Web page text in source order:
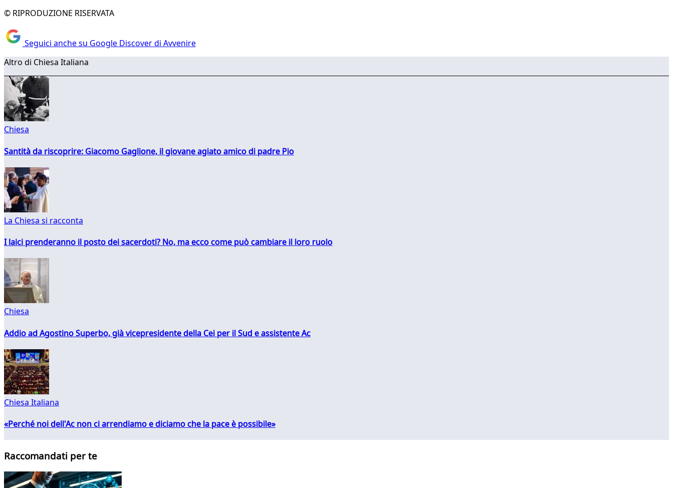
© RIPRODUZIONE RISERVATA
Seguici anche su Google Discover di Avvenire
Altro di Chiesa Italiana
Chiesa
Santità da riscoprire: Giacomo Gaglione, il giovane agiato amico di padre Pio
La Chiesa si racconta
I laici prenderanno il posto dei sacerdoti? No, ma ecco come può cambiare il loro ruolo
Chiesa
Addio ad Agostino Superbo, già vicepresidente della Cei per il Sud e assistente Ac
Chiesa Italiana
«Perché noi dell'Ac non ci arrendiamo e diciamo che la pace è possibile»
Raccomandati per te